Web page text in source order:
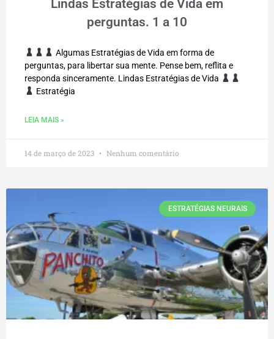
Lindas Estratégias de Vida em
perguntas. 1 a 10
Algumas Estratégias de Vida em forma de
perguntas, para libertar sua mente. Pense bem, reflita e
responda sinceramente. Lindas Estratégias de Vida
Estratégia
LEIA MAIS »
14 de março de 2023 Nenhum comentário
ESTRATÉGIAS NEURAIS